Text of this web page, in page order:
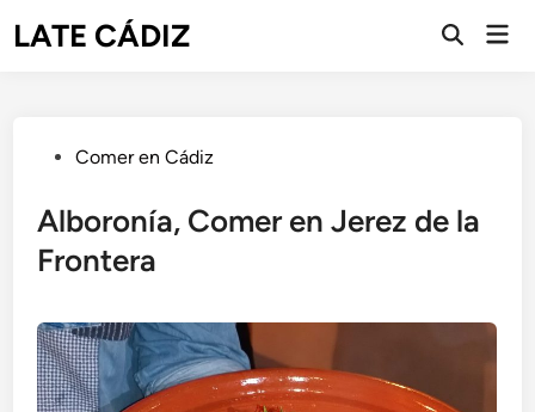
LATE CÁDIZ
Abrir
Publicado
Comer en Cádiz
Alboronía, Comer en Jerez de la
Frontera